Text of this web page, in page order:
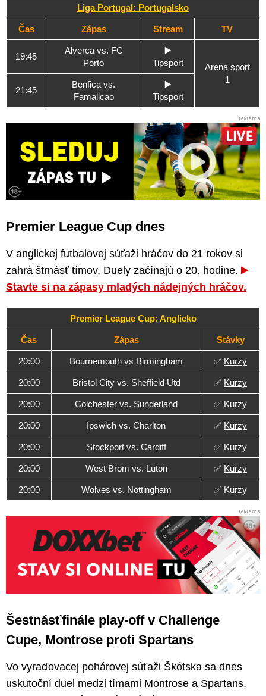
Liga Portugal: Portugalsko
Čas Zápas Stream TV
19:45
Alverca vs. FC
Porto
▶️
Tipsport
Arena sport
1
21:45
Benfica vs.
Famalicao
▶️
Tipsport
Premier League Cup dnes
V anglickej futbalovej súťaži hráčov do 21 rokov si
zahrá štrnásť tímov. Duely začínajú o 20. hodine.
Stavte si na zápasy mladých nádejných hráčov.
Premier League Cup: Anglicko
Čas Zápas Stávky
20:00 Bournemouth vs Birmingham ✅ Kurzy
20:00 Bristol City vs. Sheffield Utd ✅ Kurzy
20:00 Colchester vs. Sunderland ✅ Kurzy
20:00 Ipswich vs. Charlton ✅ Kurzy
20:00 Stockport vs. Cardiff ✅ Kurzy
20:00 West Brom vs. Luton ✅ Kurzy
20:00 Wolves vs. Nottingham ✅ Kurzy
Šestnásťfinále play-off v Challenge
Cupe, Montrose proti Spartans
Vo vyraďovacej pohárovej súťaži Škótska sa dnes
uskutoční duel medzi tímami Montrose a Spartans.